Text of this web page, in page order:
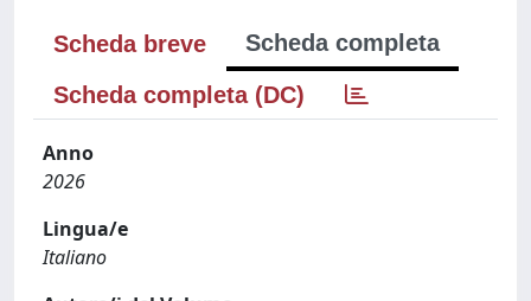
Scheda breve
Scheda completa
Scheda completa (DC)
Anno
2026
Lingua/e
Italiano